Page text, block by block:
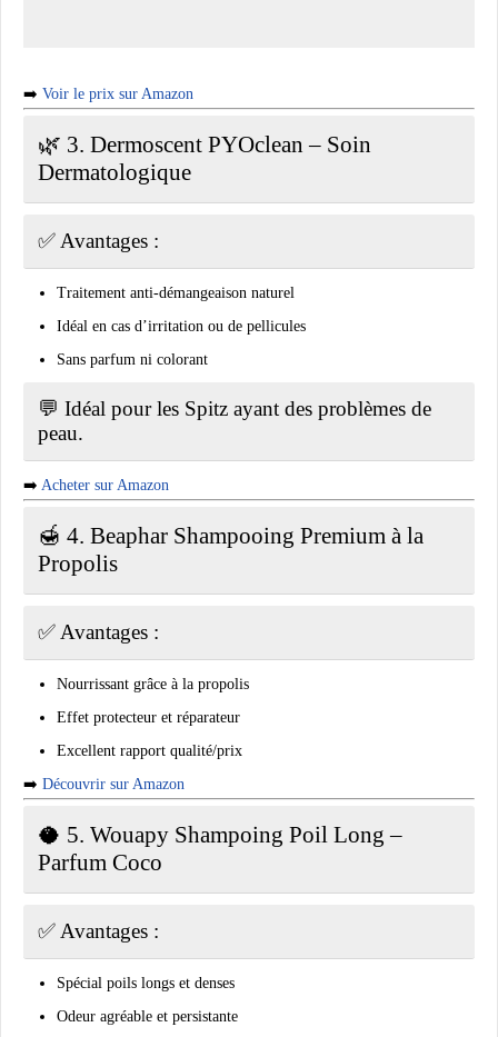
➡️ Voir le prix sur Amazon
🌿 3. Dermoscent PYOclean – Soin
Dermatologique
✅ Avantages :
Traitement anti-démangeaison naturel
Idéal en cas d’irritation ou de pellicules
Sans parfum ni colorant
💬 Idéal pour les Spitz ayant des problèmes de
peau.
➡️ Acheter sur Amazon
🍯 4. Beaphar Shampooing Premium à la
Propolis
✅ Avantages :
Nourrissant grâce à la propolis
Effet protecteur et réparateur
Excellent rapport qualité/prix
➡️ Découvrir sur Amazon
🥥 5. Wouapy Shampoing Poil Long –
Parfum Coco
✅ Avantages :
Spécial poils longs et denses
Odeur agréable et persistante